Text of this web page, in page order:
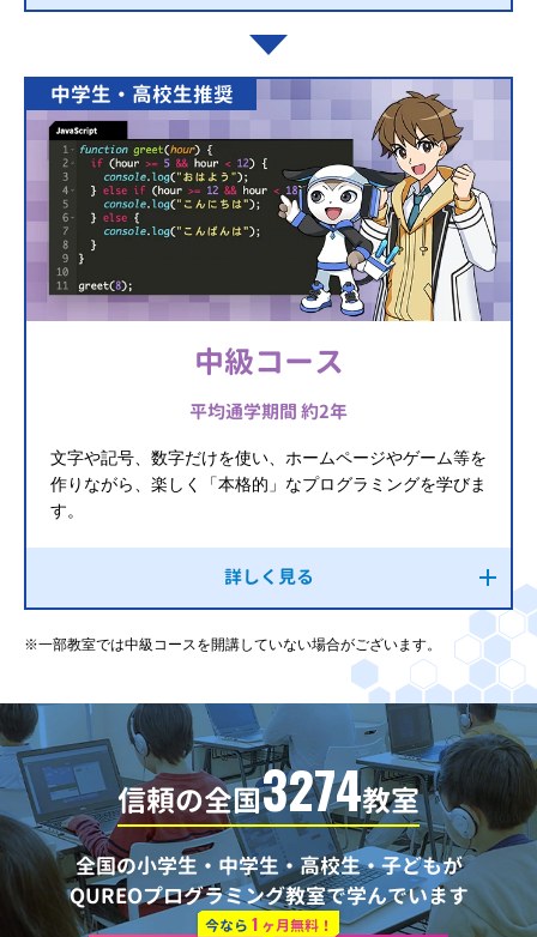
中学生・高校生推奨
中級コース
平均通学期間 約2年
文字や記号、数字だけを使い、ホームページやゲーム等を
作りながら、楽しく「本格的」なプログラミングを学びま
す。
詳しく見る
※一部教室では中級コースを開講していない場合がございます。
信頼の全国3274教室
全国の小学生・中学生・高校生・子どもが
QUREOプログラミング教室で学んでいます
今なら 1 ヶ月無料！